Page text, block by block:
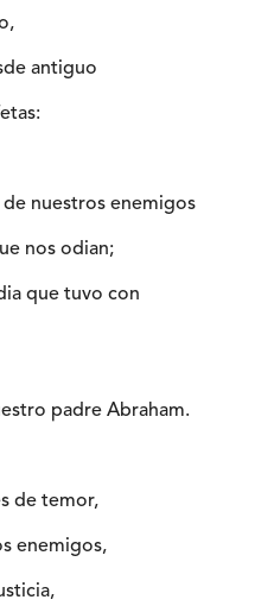
antiguo
de nuestros enemigos
nos odian;
que tuvo con
padre Abraham.
de temor,
enemigos,